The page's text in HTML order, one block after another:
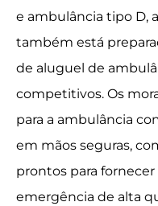
e ambulância tipo D,
também está
de aluguel de
competitivos. Os
para a ambulância
em mãos seguras,
prontos para
emergência de alta